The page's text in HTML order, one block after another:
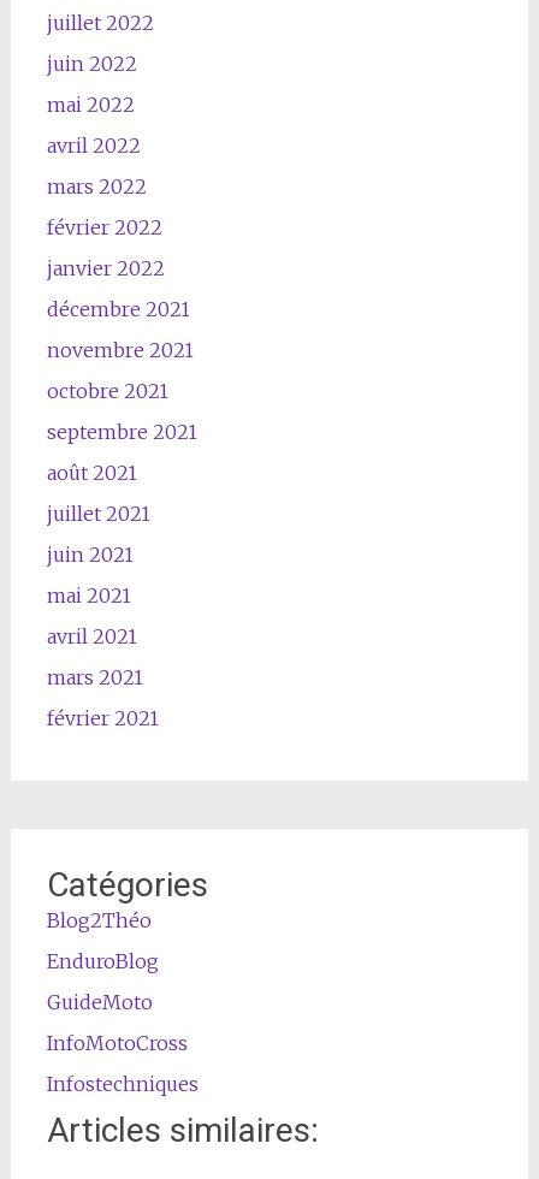
juillet 2022
juin 2022
mai 2022
avril 2022
mars 2022
février 2022
janvier 2022
décembre 2021
novembre 2021
octobre 2021
septembre 2021
août 2021
juillet 2021
juin 2021
mai 2021
avril 2021
mars 2021
février 2021
Catégories
Blog2Théo
EnduroBlog
GuideMoto
InfoMotoCross
Infostechniques
Articles similaires: